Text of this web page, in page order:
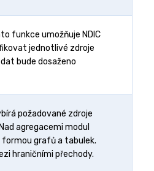
funkce umožňuje NDIC
jednotlivé zdroje
bude dosaženo
požadované zdroje
agregacemi modul
grafů a tabulek.
hraničními přechody.